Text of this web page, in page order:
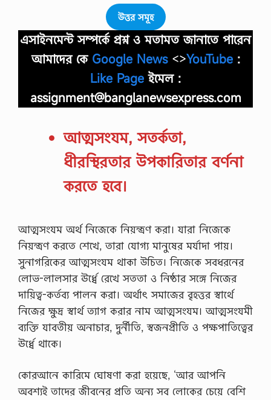
উত্তর সমূহ
এসাইনমেন্ট সম্পর্কে প্রশ্ন ও মতামত জানাতে পারেন
আমাদের কে Google News<>YouTube :
Like Page ইমেল :
assignment@banglanewsexpress.com
আত্মসংযম, সতর্কতা,
ধীরস্থিরতার উপকারিতার বর্ণনা
করতে হবে।
আত্মসংযম অর্থ নিজেকে নিয়ন্ত্রণ করা। যারা নিজেকে
নিয়ন্ত্রণ করতে শেখে, তারা যোগ্য মানুষের মর্যাদা পায়।
সুনাগরিকের আত্মসংযম থাকা উচিত। নিজেকে সবধরনের
লোভ-লালসার ঊর্ধ্বে রেখে সততা ও নিষ্ঠার সঙ্গে নিজের
দায়িত্ব-কর্তব্য পালন করা। অর্থাৎ সমাজের বৃহত্তর স্বার্থে
নিজের ক্ষুদ্র স্বার্থ ত্যাগ করার নাম আত্মসংযম। আত্মসংযমী
ব্যক্তি যাবতীয় অনাচার, দুর্নীতি, স্বজনপ্রীতি ও পক্ষপাতিত্বের
ঊর্ধ্বে থাকে।
কোরআনে কারিমে ঘোষণা করা হয়েছে, ‘আর আপনি
অবশ্যই তাদের জীবনের প্রতি অন্য সব লোকের চেয়ে বেশি